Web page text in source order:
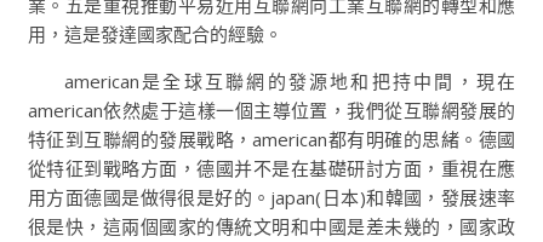
業。五是重視推動平易近用互聯網向工業互聯網的轉型和應
用，這是發達國家配合的經驗。
american是全球互聯網的發源地和把持中間，現在
american依然處于這樣一個主導位置，我們從互聯網發展的
特征到互聯網的發展戰略，american都有明確的思緒。德國
從特征到戰略方面，德國并不是在基礎研討方面，重視在應
用方面德國是做得很是好的。japan(日本)和韓國，發展速率
很是快，這兩個國家的傳統文明和中國是差未幾的，國家政